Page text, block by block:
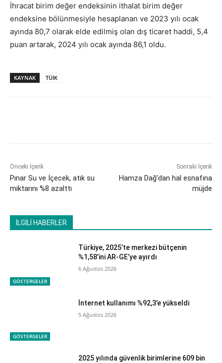
İhracat birim değer endeksinin ithalat birim değer
endeksine bölünmesiyle hesaplanan ve 2023 yılı ocak
ayında 80,7 olarak elde edilmiş olan dış ticaret haddi, 5,4
puan artarak, 2024 yılı ocak ayında 86,1 oldu.
KAYNAK TÜİK
Önceki İçerik
Pınar Su ve İçecek, atık su
miktarını %8 azalttı
Sonraki İçerik
Hamza Dağ’dan hal esnafına
müjde
İLGİLİ HABERLER
GÖSTERGELER
Türkiye, 2025’te merkezi bütçenin
%1,58’ini AR-GE’ye ayırdı
6 Ağustos 2026
GÖSTERGELER
İnternet kullanımı %92,3’e yükseldi
5 Ağustos 2026
2025 yılında güvenlik birimlerine 609 bin